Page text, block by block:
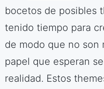
bocetos de posibles
tenido tiempo para
de modo que no son
papel que esperan
realidad. Estos